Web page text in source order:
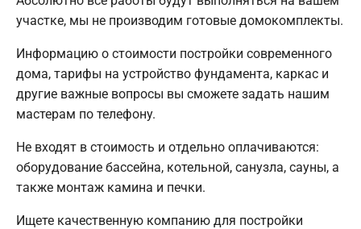
участке, мы не производим готовые домокомплекты.
Информацию о стоимости постройки современного
дома, тарифы на устройство фундамента, каркас и
другие важные вопросы вы сможете задать нашим
мастерам по телефону.
Не входят в стоимость и отдельно оплачиваются:
оборудование бассейна, котельной, санузла, сауны, а
также монтаж камина и печки.
Ищете качественную компанию для постройки